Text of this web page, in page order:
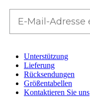
Unterstützung
Lieferung
Rücksendungen
Größentabellen
Kontaktieren Sie uns